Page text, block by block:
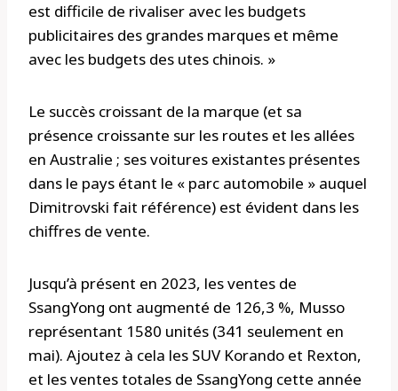
est difficile de rivaliser avec les budgets
publicitaires des grandes marques et même
avec les budgets des utes chinois. »
Le succès croissant de la marque (et sa
présence croissante sur les routes et les allées
en Australie ; ses voitures existantes présentes
dans le pays étant le « parc automobile » auquel
Dimitrovski fait référence) est évident dans les
chiffres de vente.
Jusqu’à présent en 2023, les ventes de
SsangYong ont augmenté de 126,3 %, Musso
représentant 1580 unités (341 seulement en
mai). Ajoutez à cela les SUV Korando et Rexton,
et les ventes totales de SsangYong cette année